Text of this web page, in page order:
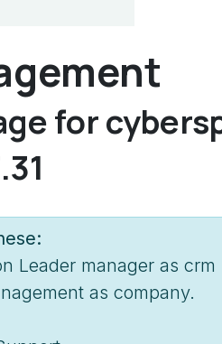
for
Leader manager as crm
as company.